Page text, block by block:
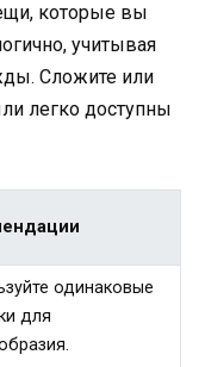
которые вы
учитывая
Сложите или
легко доступны
одинаковые
для